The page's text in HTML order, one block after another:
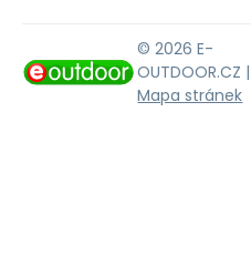
© 2026 E-
OUTDOOR.CZ |
Mapa stránek